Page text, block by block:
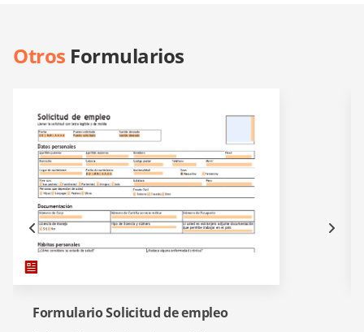
Otros Formularios
Formulario Solicitud de empleo